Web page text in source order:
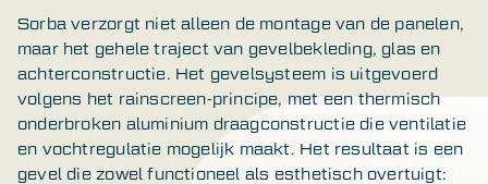
Sorba verzorgt niet alleen de montage van de panelen,
maar het gehele traject van gevelbekleding, glas en
achterconstructie. Het gevelsysteem is uitgevoerd
volgens het rainscreen-principe, met een thermisch
onderbroken aluminium draagconstructie die ventilatie
en vochtregulatie mogelijk maakt. Het resultaat is een
gevel die zowel functioneel als esthetisch overtuigt: